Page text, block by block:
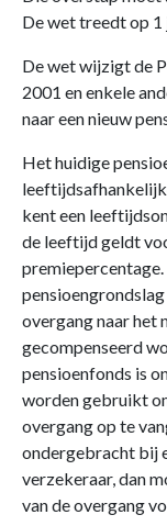
De wet treedt op
De wet wijzigt de
2001 en enkele
naar een nieuw
Het huidige
kent een
de leeftijd geldt
premiepercentage.
overgang naar het
gecompenseerd
pensioenfonds is
worden gebruikt
overgang op te
ondergebracht bij
verzekeraar, dan
van de overgang